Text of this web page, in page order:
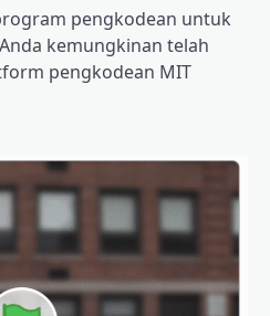
pengkodean untuk
kemungkinan telah
pengkodean MIT